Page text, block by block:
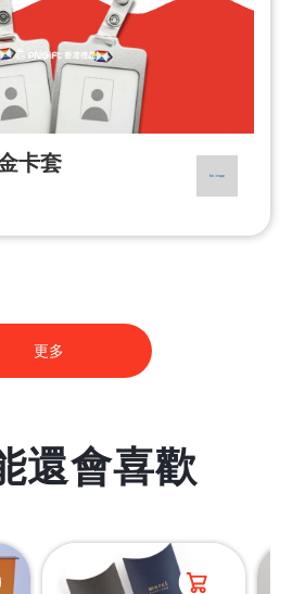
卡套
更多
還會喜歡